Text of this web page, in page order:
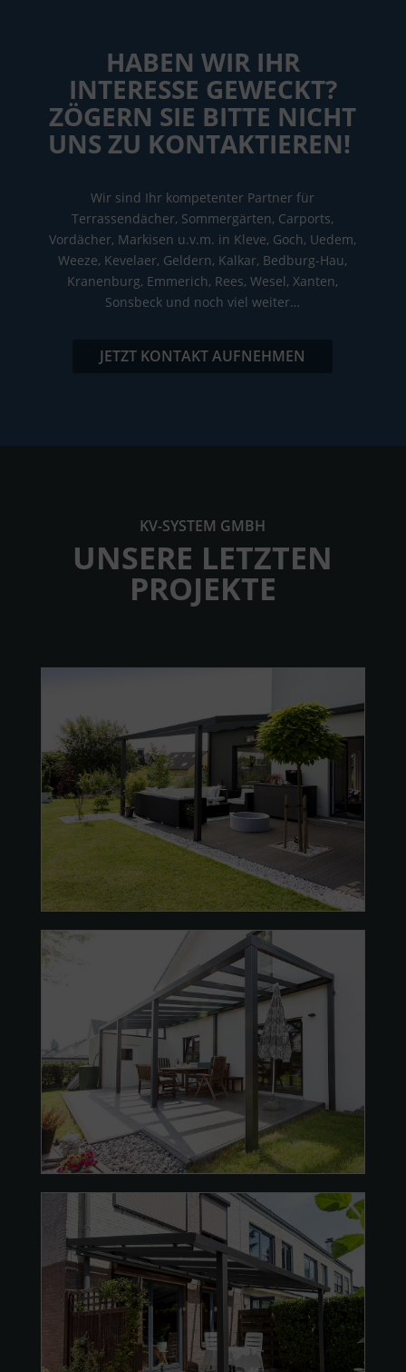
HABEN WIR IHR
INTERESSE GEWECKT?
ZÖGERN SIE BITTE NICHT
UNS ZU KONTAKTIEREN!
Wir sind Ihr kompetenter Partner für
Terrassendächer, Sommergärten, Carports,
Vordächer, Markisen u.v.m. in Kleve, Goch, Uedem,
Weeze, Kevelaer, Geldern, Kalkar, Bedburg-Hau,
Kranenburg, Emmerich, Rees, Wesel, Xanten,
Sonsbeck und noch viel weiter…
JETZT KONTAKT AUFNEHMEN
KV-SYSTEM GMBH
UNSERE LETZTEN
PROJEKTE